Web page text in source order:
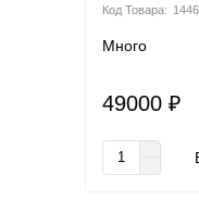
Много
49000 ₽